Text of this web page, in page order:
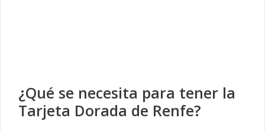
¿Qué se necesita para tener la
Tarjeta Dorada de Renfe?